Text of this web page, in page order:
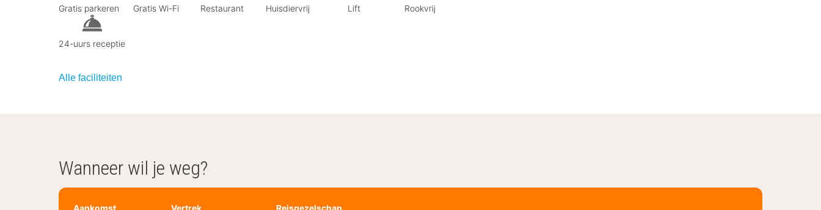
Gratis parkeren Gratis Wi-Fi Restaurant Huisdiervrij Lift Rookvrij
24-uurs receptie
Alle faciliteiten
Wanneer wil je weg?
Aankomst Vertrek Reisgezelschap